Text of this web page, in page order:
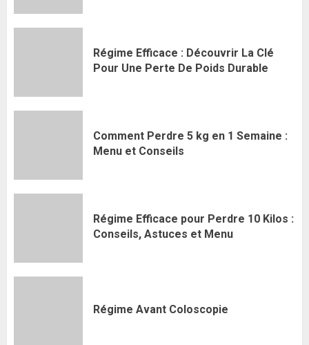
Régime Efficace : Découvrir La Clé
Pour Une Perte De Poids Durable
Comment Perdre 5 kg en 1 Semaine :
Menu et Conseils
Régime Efficace pour Perdre 10 Kilos :
Conseils, Astuces et Menu
Régime Avant Coloscopie